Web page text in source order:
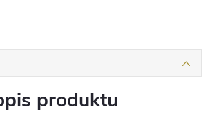
produktu